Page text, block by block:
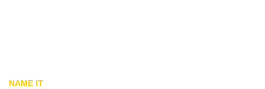
NAME IT